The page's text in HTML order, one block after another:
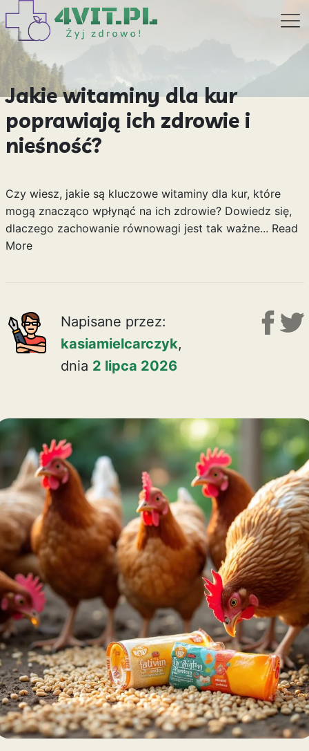
Jakie witaminy dla kur
poprawiają ich zdrowie i
nieśność?
Czy wiesz, jakie są kluczowe witaminy dla kur, które
mogą znacząco wpłynąć na ich zdrowie? Dowiedz się,
dlaczego zachowanie równowagi jest tak ważne... Read
More
Napisane przez:
kasiamielcarczyk,
dnia 2 lipca 2026